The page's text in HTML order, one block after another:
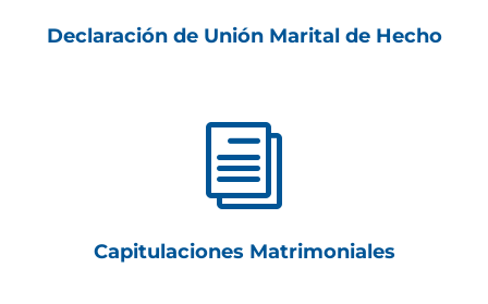
Declaración de Unión Marital de Hecho
i
Capitulaciones Matrimoniales